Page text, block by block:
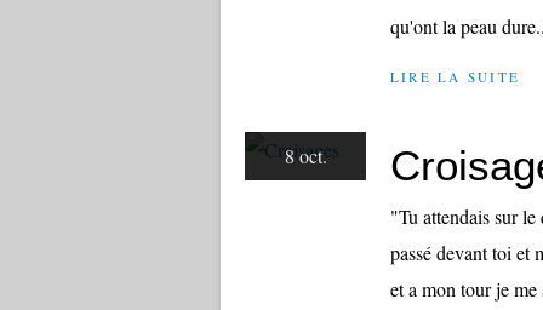
qu'ont la peau
LIRE LA SUITE
8 oct.
"Tu attendais sur
passé devant toi et
et a mon tour je